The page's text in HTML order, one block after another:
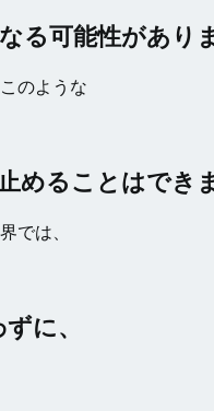
る可能性があり
のような
めることはでき
では、
に、